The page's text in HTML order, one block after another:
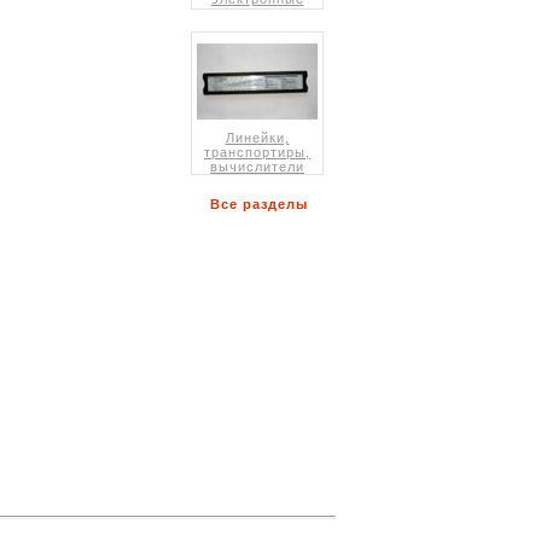
Линейки,
транспортиры,
вычислители
Все разделы